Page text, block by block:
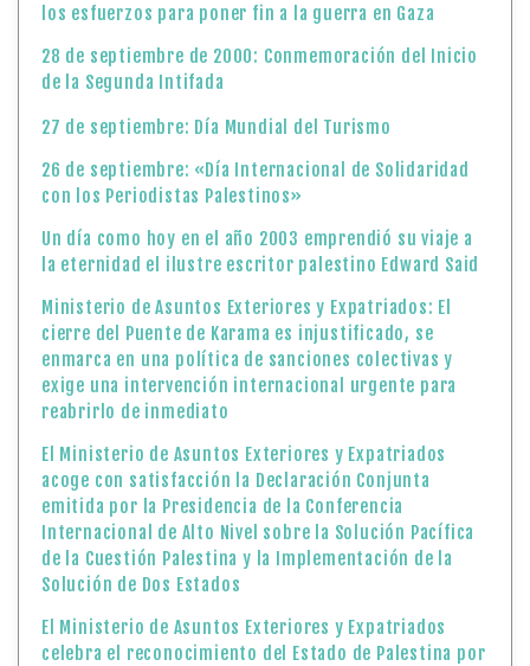
los esfuerzos para poner fin a la guerra en Gaza
28 de septiembre de 2000: Conmemoración del Inicio
de la Segunda Intifada
27 de septiembre: Día Mundial del Turismo
26 de septiembre: «Día Internacional de Solidaridad
con los Periodistas Palestinos»
Un día como hoy en el año 2003 emprendió su viaje a
la eternidad el ilustre escritor palestino Edward Said
Ministerio de Asuntos Exteriores y Expatriados: El
cierre del Puente de Karama es injustificado, se
enmarca en una política de sanciones colectivas y
exige una intervención internacional urgente para
reabrirlo de inmediato
El Ministerio de Asuntos Exteriores y Expatriados
acoge con satisfacción la Declaración Conjunta
emitida por la Presidencia de la Conferencia
Internacional de Alto Nivel sobre la Solución Pacífica
de la Cuestión Palestina y la Implementación de la
Solución de Dos Estados
El Ministerio de Asuntos Exteriores y Expatriados
celebra el reconocimiento del Estado de Palestina por